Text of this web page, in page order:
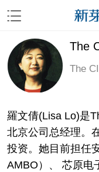
The
The
羅文倩(Lisa Lo)是
北京公司总经理。
投资。她目前担任
AMBO）、 芯原电